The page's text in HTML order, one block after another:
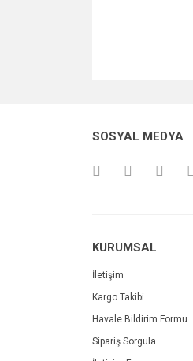
SOSYAL MEDYA
KURUMSAL
İletişim
Kargo Takibi
Havale Bildirim Formu
Sipariş Sorgula